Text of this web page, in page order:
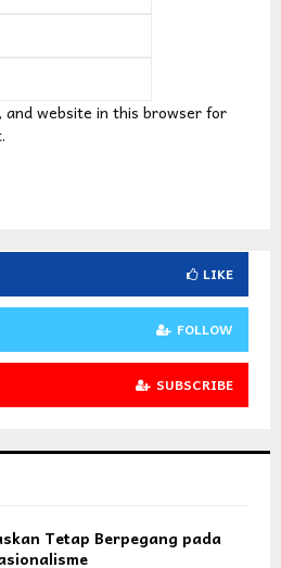
and website in this browser for
LIKE
FOLLOW
SUBSCRIBE
Tetap Berpegang pada